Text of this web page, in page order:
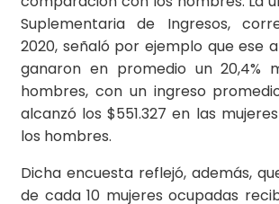
Suplementaria de Ingresos,
2020, señaló por ejemplo que ese
ganaron en promedio un 20,4%
hombres, con un ingreso
alcanzó los $551.327 en las
los hombres.
Dicha encuesta reflejó, además,
de cada 10 mujeres ocupadas